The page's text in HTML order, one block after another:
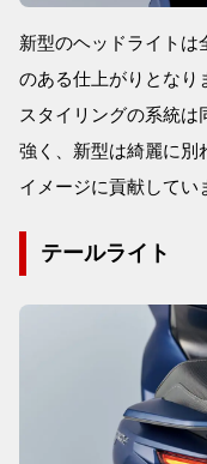
新型のヘッドライトは
のある仕上がりとなり
スタイリングの系統
強く、新型は綺麗に別
イメージに貢献してい
テールライト